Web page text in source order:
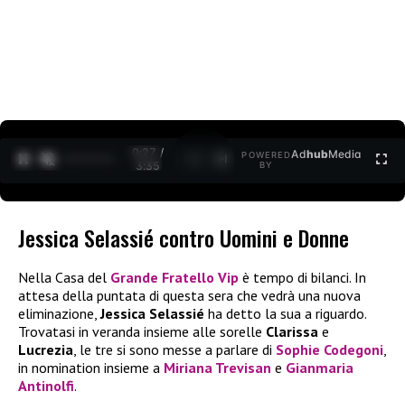
0:27 /
3:35
POWERED
BY
AdhubMedia
Jessica Selassié contro Uomini e Donne
Nella Casa del Grande Fratello Vip è tempo di bilanci. In
attesa della puntata di questa sera che vedrà una nuova
eliminazione,Jessica Selassié ha detto la sua a riguardo.
Trovatasi in veranda insieme alle sorelle Clarissa e
Lucrezia, le tre si sono messe a parlare di Sophie Codegoni,
in nomination insieme a Miriana Trevisan e Gianmaria
Antinolfi.